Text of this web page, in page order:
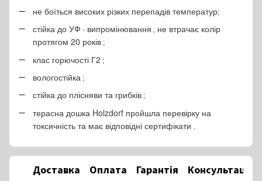
не боїться високих різких перепадів температур;
стійка до УФ - випромінювання , не втрачає колір
протягом 20 років ;
клас горючості Г2 ;
вологостійка ;
стійка до плісняви ​​​​та грибків ;
терасна дошка Holzdorf пройшла перевірку на
токсичність та має відповідні сертифікати .
Доставка Оплата Гарантія Консультація